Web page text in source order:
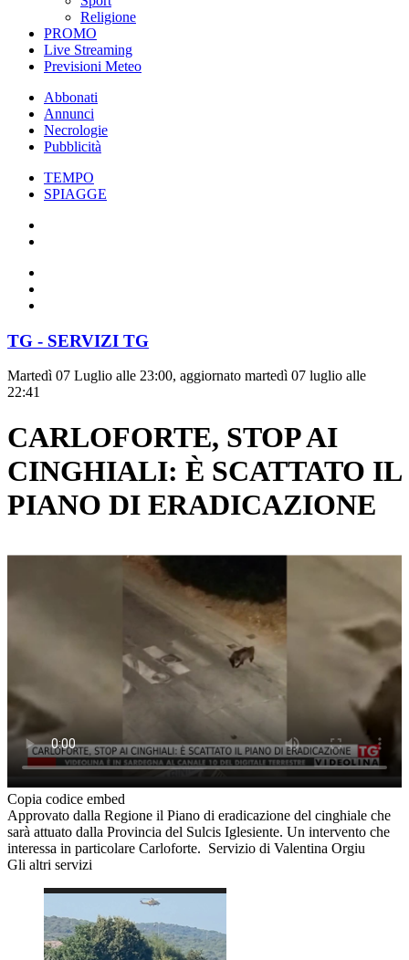
Religione
PROMO
Live Streaming
Previsioni Meteo
Abbonati
Annunci
Necrologie
Pubblicità
TEMPO
SPIAGGE
TG - SERVIZI TG
Martedì 07 Luglio alle 23:00, aggiornato martedì 07 luglio alle
22:41
CARLOFORTE, STOP AI
CINGHIALI: È SCATTATO IL
PIANO DI ERADICAZIONE
Copia codice embed
Approvato dalla Regione il Piano di eradicazione del cinghiale che
sarà attuato dalla Provincia del Sulcis Iglesiente. Un intervento che
interessa in particolare Carloforte. Servizio di Valentina Orgiu
Gli altri servizi